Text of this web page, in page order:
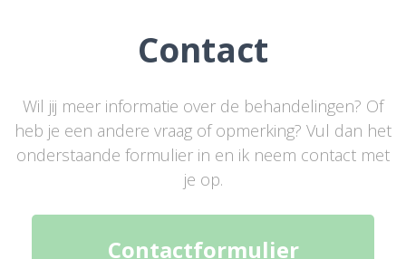
Contact
Wil jij meer informatie over de behandelingen? Of
heb je een andere vraag of opmerking? Vul dan het
onderstaande formulier in en ik neem contact met
je op.
Contactformulier